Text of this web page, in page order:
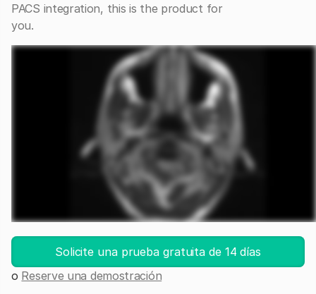
PACS integration, this is the product for
you.
Solicite una prueba gratuita de 14 días
o Reserve una demostración